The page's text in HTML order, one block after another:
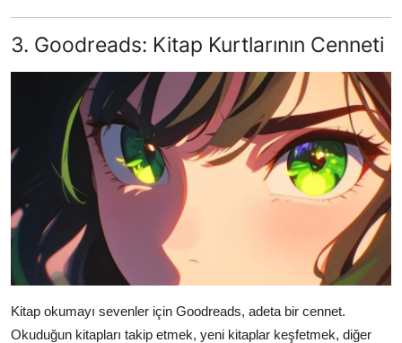
3. Goodreads: Kitap Kurtlarının Cenneti
Kitap okumayı sevenler için Goodreads, adeta bir cennet.
Okuduğun kitapları takip etmek, yeni kitaplar keşfetmek, diğer